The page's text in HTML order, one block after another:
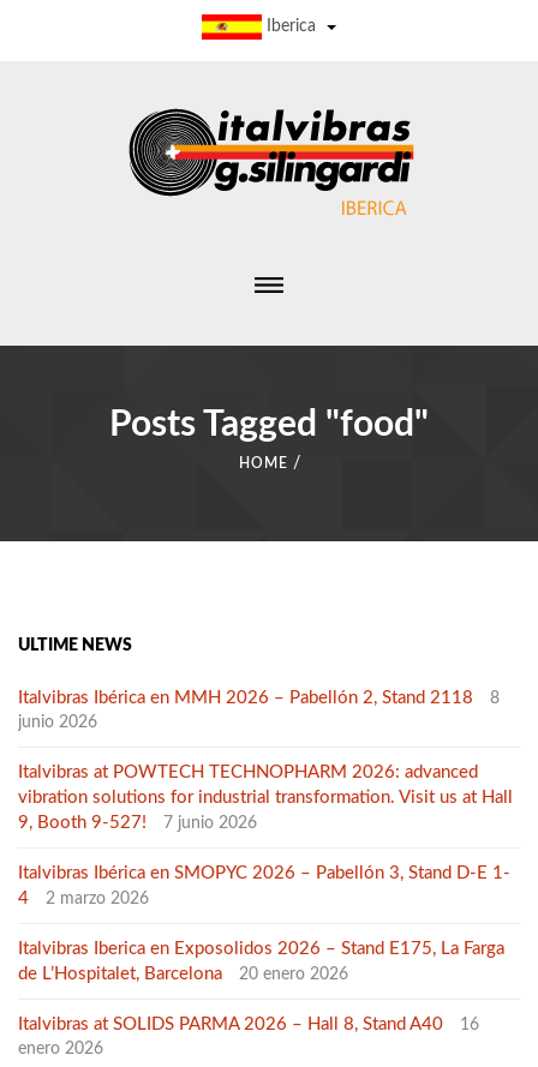
Iberica
Posts Tagged "food"
HOME /
ULTIME NEWS
Italvibras Ibérica en MMH 2026 – Pabellón 2, Stand 2118
8
junio 2026
Italvibras at POWTECH TECHNOPHARM 2026: advanced
vibration solutions for industrial transformation. Visit us at Hall
9, Booth 9-527!
7 junio 2026
Italvibras Ibérica en SMOPYC 2026 – Pabellón 3, Stand D-E 1-
4
2 marzo 2026
Italvibras Iberica en Exposolidos 2026 – Stand E175, La Farga
de L’Hospitalet, Barcelona
20 enero 2026
Italvibras at SOLIDS PARMA 2026 – Hall 8, Stand A40
16
enero 2026